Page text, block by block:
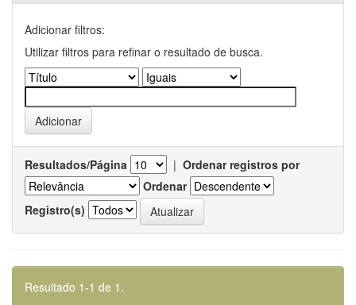
Adicionar filtros:
Utilizar filtros para refinar o resultado de busca.
Resultados/Página | Ordenar registros por
Ordenar
Registro(s)
Resultado 1-1 de 1.